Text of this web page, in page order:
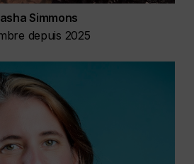
Simmons
depuis 2025